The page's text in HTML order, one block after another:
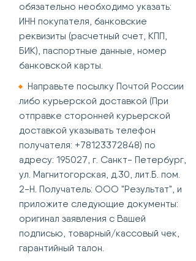
обязательно необходимо указать:
ИНН покупателя, банковские
реквизиты (расчетный счет, КПП,
БИК), паспортные данные, номер
банковской карты.
Направьте посылку Почтой России
либо курьерской доставкой (При
отправке сторонней курьерской
доставкой указывать телефон
получателя: +78123372848) по
адресу: 195027, г. Санкт- Петербург,
ул. Магнитогорская, д.30, лит.Б. пом.
2-Н. Получатель: ООО "Результат", и
приложите следующие документы:
оригинал заявления с Вашей
подписью, товарный/кассовый чек,
гарантийный талон.